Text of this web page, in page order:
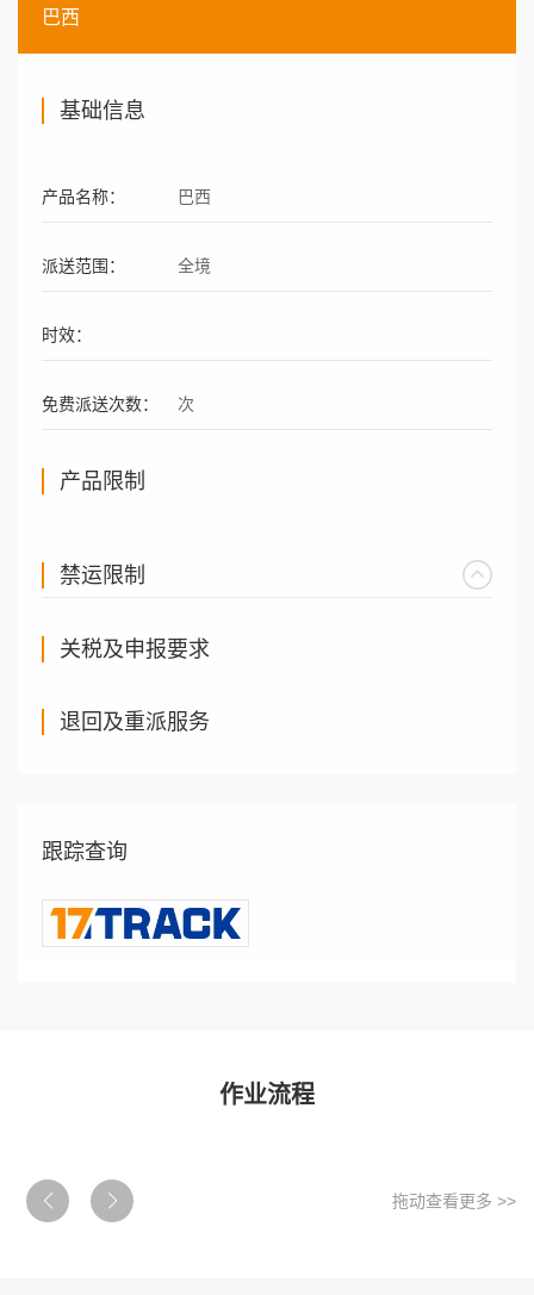
巴西
基础信息
产品名称： 巴西
派送范围： 全境
时效：
免费派送次数： 次
产品限制
禁运限制
关税及申报要求
退回及重派服务
跟踪查询
作业流程
拖动查看更多 >>